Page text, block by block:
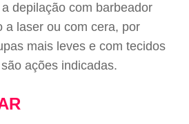
depilação com barbeador
a laser ou com cera, por
mais leves e com tecidos
ações indicadas.